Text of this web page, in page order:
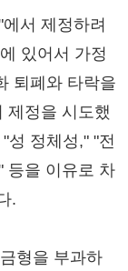
서 제정하려
있어서 가정
퇴폐와 타락을
제정을 시도했
성 정체성," "전
등을 이유로 차
.
형을 부과하